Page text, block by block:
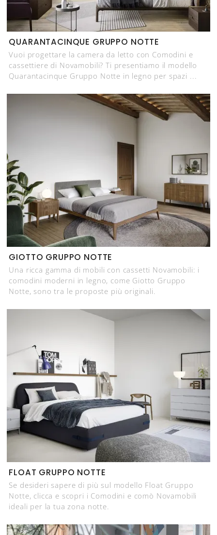
QUARANTACINQUE GRUPPO NOTTE
Vuoi progettare la camera da letto con Comodini e
cassettiere di Novamobili? Ti presentiamo il modello
Quarantacinque Gruppo Notte in legno per spazi ...
GIOTTO GRUPPO NOTTE
Una ricca gamma di mobili con cassetti Novamobili: i
comodini moderni in legno, come Giotto Gruppo
Notte, sono tra le proposte più originali.
FLOAT GRUPPO NOTTE
Se desideri sapere di più sul modello Float Gruppo
Notte, clicca e scopri i Comodini e comò Novamobili
ideali per la tua zona notte.